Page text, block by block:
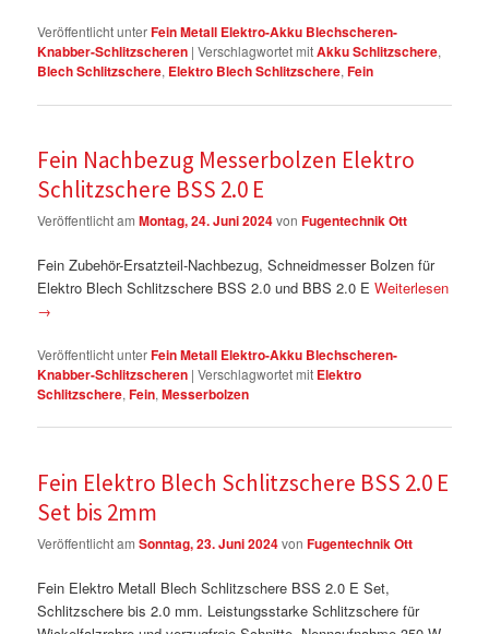
Veröffentlicht unterFein Metall Elektro-Akku Blechscheren-
Knabber-Schlitzscheren |Verschlagwortet mitAkku Schlitzschere,
Blech Schlitzschere, Elektro Blech Schlitzschere,Fein
Fein Nachbezug Messerbolzen Elektro
Schlitzschere BSS 2.0 E
Veröffentlicht amMontag, 24. Juni 2024vonFugentechnik Ott
Fein Zubehör-Ersatzteil-Nachbezug, Schneidmesser Bolzen für
Elektro Blech Schlitzschere BSS 2.0 und BBS 2.0 EWeiterlesen
→
Veröffentlicht unterFein Metall Elektro-Akku Blechscheren-
Knabber-Schlitzscheren |Verschlagwortet mit Elektro
Schlitzschere,Fein,Messerbolzen
Fein Elektro Blech Schlitzschere BSS 2.0 E
Set bis 2mm
Veröffentlicht amSonntag, 23. Juni 2024vonFugentechnik Ott
Fein Elektro Metall Blech Schlitzschere BSS 2.0 E Set,
Schlitzschere bis 2.0 mm. Leistungsstarke Schlitzschere für